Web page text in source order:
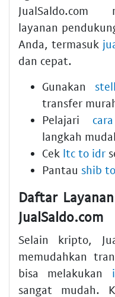
JualSaldo.com
layanan
Anda, termasuk
dan cepat.
Gunakan
transfer
Pelajari
langkah
Cek ltc to idr
Pantau shib
Daftar
JualSaldo.com
Selain kripto,
memudahkan
bisa melakukan
sangat mudah.